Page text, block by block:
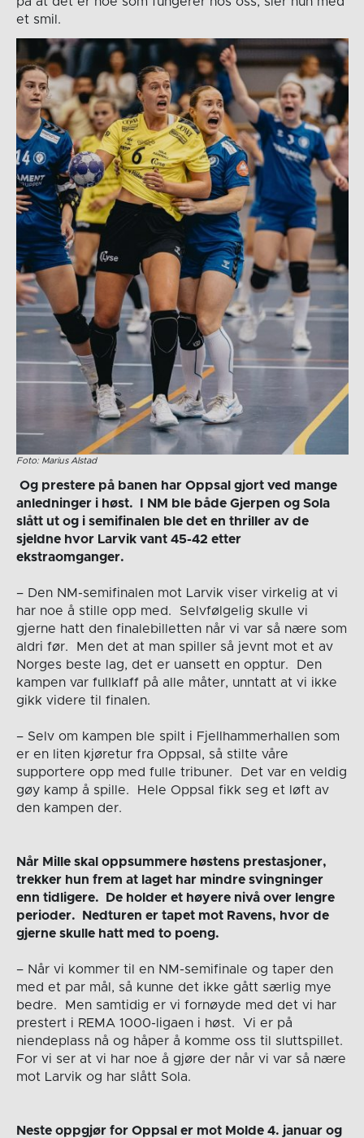
et smil.
Foto: Marius Alstad
Og prestere på banen har Oppsal gjort ved mange
anledninger i høst. I NM ble både Gjerpen og Sola
slått ut og i semifinalen ble det en thriller av de
sjeldne hvor Larvik vant 45-42 etter
ekstraomganger.
– Den NM-semifinalen mot Larvik viser virkelig at vi
har noe å stille opp med. Selvfølgelig skulle vi
gjerne hatt den finalebilletten når vi var så nære som
aldri før. Men det at man spiller så jevnt mot et av
Norges beste lag, det er uansett en opptur. Den
kampen var fullklaff på alle måter, unntatt at vi ikke
gikk videre til finalen.
– Selv om kampen ble spilt i Fjellhammerhallen som
er en liten kjøretur fra Oppsal, så stilte våre
supportere opp med fulle tribuner. Det var en veldig
gøy kamp å spille. Hele Oppsal fikk seg et løft av
den kampen der.
Når Mille skal oppsummere høstens prestasjoner,
trekker hun frem at laget har mindre svingninger
enn tidligere. De holder et høyere nivå over lengre
perioder. Nedturen er tapet mot Ravens, hvor de
gjerne skulle hatt med to poeng.
– Når vi kommer til en NM-semifinale og taper den
med et par mål, så kunne det ikke gått særlig mye
bedre. Men samtidig er vi fornøyde med det vi har
prestert i REMA 1000-ligaen i høst. Vi er på
niendeplass nå og håper å komme oss til sluttspillet.
For vi ser at vi har noe å gjøre der når vi var så nære
mot Larvik og har slått Sola.
Neste oppgjør for Oppsal er mot Molde 4. januar og